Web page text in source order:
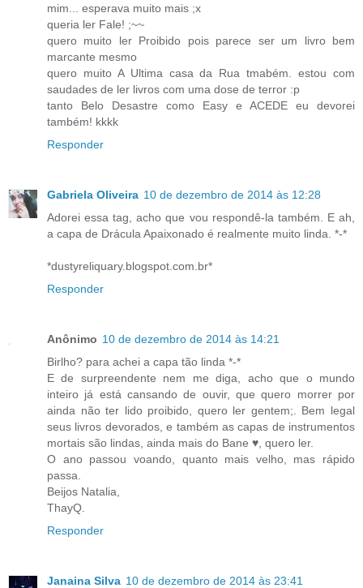
mim... esperava muito mais ;x
queria ler Fale! ;~~
quero muito ler Proibido pois parece ser um livro bem
marcante mesmo
quero muito A Ultima casa da Rua tmabém. estou com
saudades de ler livros com uma dose de terror :p
tanto Belo Desastre como Easy e ACEDE eu devorei
também! kkkk
Responder
Gabriela Oliveira 10 de dezembro de 2014 às 12:28
Adorei essa tag, acho que vou respondê-la também. E ah,
a capa de Drácula Apaixonado é realmente muito linda. *-*
*dustyreliquary.blogspot.com.br*
Responder
Anônimo 10 de dezembro de 2014 às 14:21
Birlho? para achei a capa tão linda *-*
E de surpreendente nem me diga, acho que o mundo
inteiro já está cansando de ouvir, que quero morrer por
ainda não ter lido proibido, quero ler gentem;. Bem legal
seus livros devorados, e também as capas de instrumentos
mortais são lindas, ainda mais do Bane ♥, quero ler.
O ano passou voando, quanto mais velho, mas rápido
passa.
Beijos Natalia,
ThayQ.
Responder
Janaina Silva 10 de dezembro de 2014 às 23:41